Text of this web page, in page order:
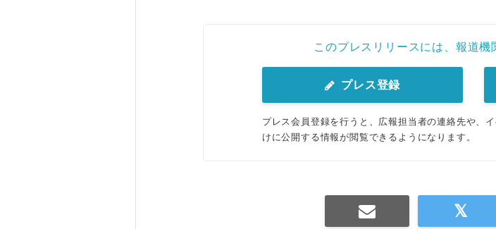
このプレスリリースには、報道機
プレス登録
プレス会員登録を行うと、広報担当者の連絡先や、
けに公開する情報が閲覧できるようになります。